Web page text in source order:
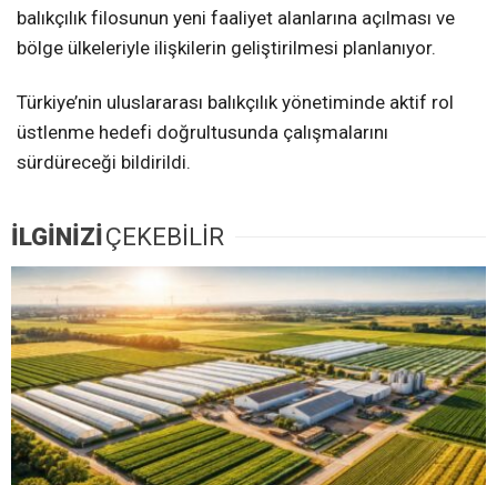
balıkçılık filosunun yeni faaliyet alanlarına açılması ve
bölge ülkeleriyle ilişkilerin geliştirilmesi planlanıyor.
Türkiye’nin uluslararası balıkçılık yönetiminde aktif rol
üstlenme hedefi doğrultusunda çalışmalarını
sürdüreceği bildirildi.
İLGİNİZİÇEKEBİLİR